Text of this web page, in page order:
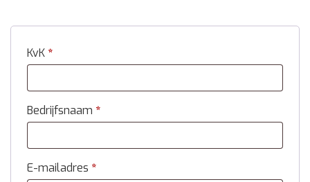
KvK *
Bedrijfsnaam *
E-mailadres *